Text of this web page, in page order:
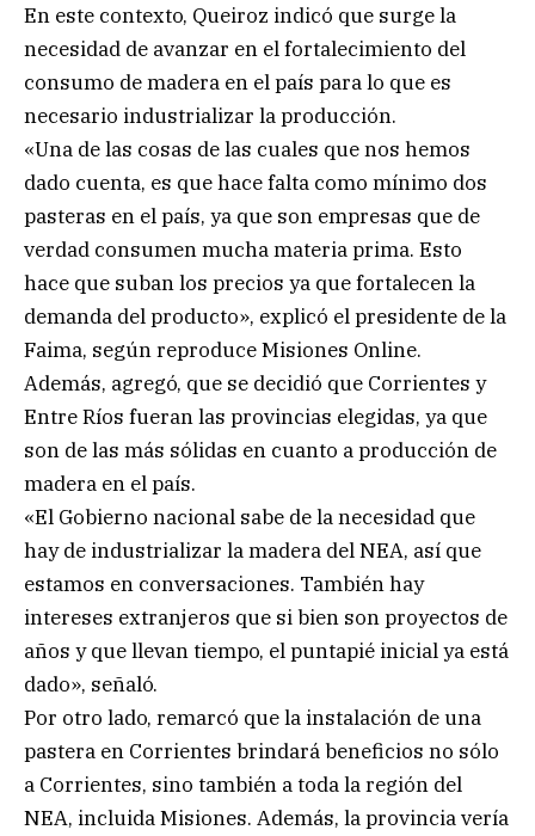
En este contexto, Queiroz indicó que surge la
necesidad de avanzar en el fortalecimiento del
consumo de madera en el país para lo que es
necesario industrializar la producción.
«Una de las cosas de las cuales que nos hemos
dado cuenta, es que hace falta como mínimo dos
pasteras en el país, ya que son empresas que de
verdad consumen mucha materia prima. Esto
hace que suban los precios ya que fortalecen la
demanda del producto», explicó el presidente de la
Faima, según reproduce Misiones Online.
Además, agregó, que se decidió que Corrientes y
Entre Ríos fueran las provincias elegidas, ya que
son de las más sólidas en cuanto a producción de
madera en el país.
«El Gobierno nacional sabe de la necesidad que
hay de industrializar la madera del NEA, así que
estamos en conversaciones. También hay
intereses extranjeros que si bien son proyectos de
años y que llevan tiempo, el puntapié inicial ya está
dado», señaló.
Por otro lado, remarcó que la instalación de una
pastera en Corrientes brindará beneficios no sólo
a Corrientes, sino también a toda la región del
NEA, incluida Misiones. Además, la provincia vería